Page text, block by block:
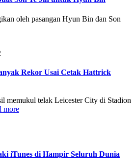
oleh pasangan Hyun Bin dan Son
Rekor Usai Cetak Hattrick
memukul telak Leicester City di Stadion
more
iTunes di Hampir Seluruh Dunia